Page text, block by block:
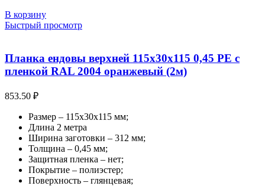
В корзину
Быстрый просмотр
Планка ендовы верхней 115х30х115 0,45 PE с
пленкой RAL 2004 оранжевый (2м)
853.50 ₽
Размер – 115х30х115 мм;
Длина 2 метра
Ширина заготовки – 312 мм;
Толщина – 0,45 мм;
Защитная пленка – нет;
Покрытие – полиэстер;
Поверхность – глянцевая;